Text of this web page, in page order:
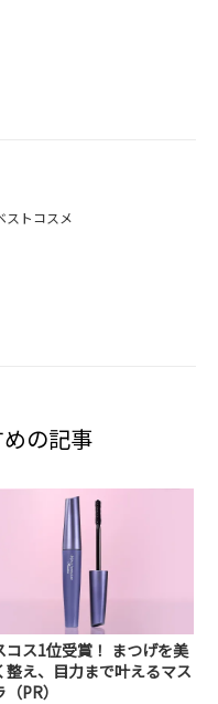
ストコスメ
の記事
コス1位受賞！ まつげを美
整え、目力まで叶えるマス
PR）